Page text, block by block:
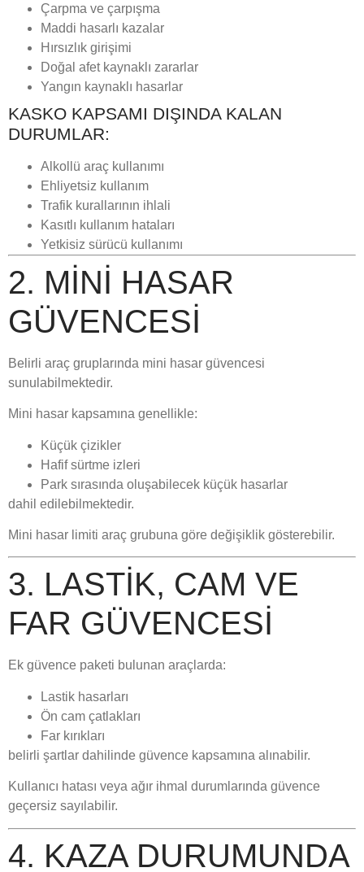
Çarpma ve çarpışma
Maddi hasarlı kazalar
Hırsızlık girişimi
Doğal afet kaynaklı zararlar
Yangın kaynaklı hasarlar
KASKO KAPSAMI DIŞINDA KALAN
DURUMLAR:
Alkollü araç kullanımı
Ehliyetsiz kullanım
Trafik kurallarının ihlali
Kasıtlı kullanım hataları
Yetkisiz sürücü kullanımı
2. MINI HASAR
GÜVENCESI
Belirli araç gruplarında mini hasar güvencesi
sunulabilmektedir.
Mini hasar kapsamına genellikle:
Küçük çizikler
Hafif sürtme izleri
Park sırasında oluşabilecek küçük hasarlar
dahil edilebilmektedir.
Mini hasar limiti araç grubuna göre değişiklik gösterebilir.
3. LASTIK, CAM VE
FAR GÜVENCESI
Ek güvence paketi bulunan araçlarda:
Lastik hasarları
Ön cam çatlakları
Far kırıkları
belirli şartlar dahilinde güvence kapsamına alınabilir.
Kullanıcı hatası veya ağır ihmal durumlarında güvence
geçersiz sayılabilir.
4. KAZA DURUMUNDA